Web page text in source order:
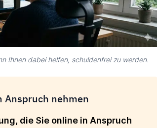
Ihnen dabei helfen, schuldenfrei zu werden.
Anspruch nehmen
die Sie online in Anspruch